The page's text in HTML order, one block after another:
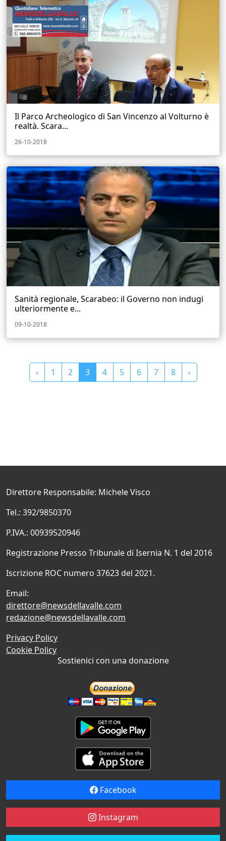
Il Parco Archeologico di San Vincenzo al Volturno è
realtà. Scara...
26-10-2018
Sanità regionale, Scarabeo: il Governo non indugi
ulteriormente e...
09-10-2018
‹ 1 2 3 4 5 6 7 8 ›
Direttore Responsabile: Michele Visco
Tel.: 392/9850370
P.IVA.: 00939520946
Registrazione Presso Tribunale di Isernia N. 1 del 2016
Iscrizione ROC numero 37623 del 2021.
Email:
direttore@newsdellavalle.com
redazione@newsdellavalle.com
Privacy Policy
Cookie Policy
Sostienici con una donazione
Facebook
Instagram